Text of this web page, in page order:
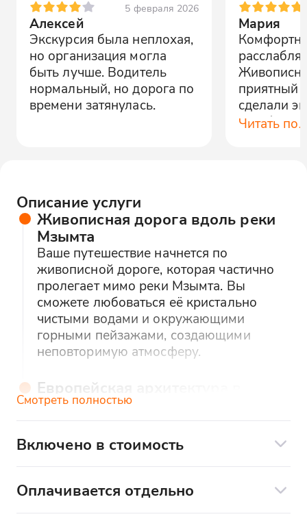
5 февраля 2026
Алексей
Экскурсия была неплохая,
но организация могла
быть лучше. Водитель
нормальный, но дорога по
времени затянулась.
Мария
приятный
сделали
Читать
Описание услуги
Живописная дорога вдоль реки
Мзымта
Ваше путешествие начнется по
живописной дороге, которая частично
пролегает мимо реки Мзымта. Вы
сможете любоваться её кристально
чистыми водами и окружающими
горными пейзажами, создающими
неповторимую атмосферу.
Европейская архитектура в
"Горки Город" и "Роза Хутор"
в знаменитых курортах "Горки Город" и
"Роза Хутор". Вы почувствуете себя как в
величественными горами.
Смотреть полностью
Включено в стоимость
Опытный водитель
Оплачивается отдельно